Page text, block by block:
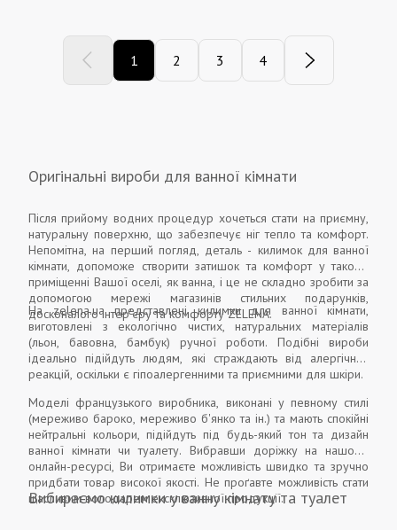
1 2 3 4
Оригінальні вироби для ванної кімнати
Після прийому водних процедур хочеться стати на приємну,
натуральну поверхню, що забезпечує ніг тепло та комфорт.
Непомітна, на перший погляд, деталь - килимок для ванної
кімнати, допоможе створити затишок та комфорт у такому
приміщенні Вашої оселі, як ванна, і це не складно зробити за
допомогою мережі магазинів стильних подарунків,
досконалого інтер'єру та комфорту ZELENA.
На zelena.ua представлені килимки для ванної кімнати,
виготовлені з екологічно чистих, натуральних матеріалів
(льон, бавовна, бамбук) ручної роботи. Подібні вироби
ідеально підійдуть людям, які страждають від алергічних
реакцій, оскільки є гіпоалергенними та приємними для шкіри.
Моделі французького виробника, виконані у певному стилі
(мереживо бароко, мереживо б'янко та ін.) та мають спокійні
нейтральні кольори, підійдуть під будь-який тон та дизайн
ванної кімнати чи туалету. Вибравши доріжку на нашому
онлайн-ресурсі, Ви отримаєте можливість швидко та зручно
придбати товар високої якості. Не проґавте можливість стати
щасливим володарем ексклюзивної продукції.
Вибираємо килимки у ванну кімнату та туалет